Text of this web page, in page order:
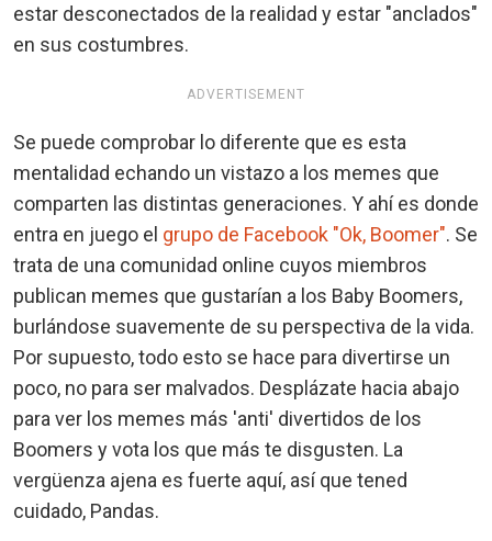
estar desconectados de la realidad y estar "anclados"
en sus costumbres.
ADVERTISEMENT
Se puede comprobar lo diferente que es esta
mentalidad echando un vistazo a los memes que
comparten las distintas generaciones. Y ahí es donde
entra en juego el grupo de Facebook "Ok, Boomer". Se
trata de una comunidad online cuyos miembros
publican memes que gustarían a los Baby Boomers,
burlándose suavemente de su perspectiva de la vida.
Por supuesto, todo esto se hace para divertirse un
poco, no para ser malvados. Desplázate hacia abajo
para ver los memes más 'anti' divertidos de los
Boomers y vota los que más te disgusten. La
vergüenza ajena es fuerte aquí, así que tened
cuidado, Pandas.